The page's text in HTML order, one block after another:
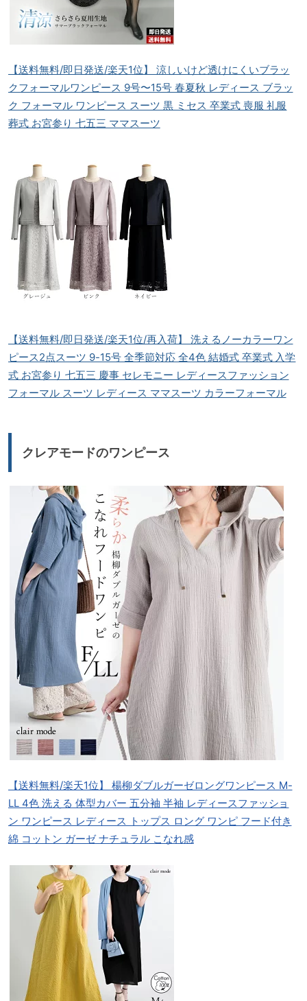
【送料無料/即日発送/楽天1位】 涼しいけど透けにくいブラッ
クフォーマルワンピース 9号〜15号 春夏秋 レディース ブラッ
ク フォーマル ワンピース スーツ 黒 ミセス 卒業式 喪服 礼服
葬式 お宮参り 七五三 ママスーツ
【送料無料/即日発送/楽天1位/再入荷】 洗えるノーカラーワン
ピース2点スーツ 9-15号 全季節対応 全4色 結婚式 卒業式 入学
式 お宮参り 七五三 慶事 セレモニー レディースファッション
フォーマル スーツ レディース ママスーツ カラーフォーマル
クレアモードのワンピース
【送料無料/楽天1位】 楊柳ダブルガーゼロングワンピース M-
LL 4色 洗える 体型カバー 五分袖 半袖 レディースファッショ
ン ワンピース レディース トップス ロング ワンピ フード付き
綿 コットン ガーゼ ナチュラル こなれ感